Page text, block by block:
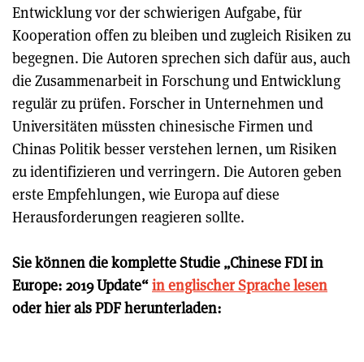
Entwicklung vor der schwierigen Aufgabe, für
Kooperation offen zu bleiben und zugleich Risiken zu
begegnen. Die Autoren sprechen sich dafür aus, auch
die Zusammenarbeit in Forschung und Entwicklung
regulär zu prüfen. Forscher in Unternehmen und
Universitäten müssten chinesische Firmen und
Chinas Politik besser verstehen lernen, um Risiken
zu identifizieren und verringern. Die Autoren geben
erste Empfehlungen, wie Europa auf diese
Herausforderungen reagieren sollte.
Sie können die komplette Studie „Chinese FDI in
Europe: 2019 Update“in englischer Sprache lesen
oder hier als PDF herunterladen: